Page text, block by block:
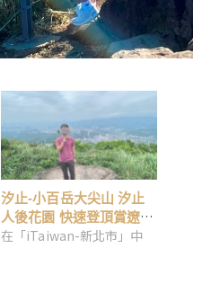
汐止-小百岳大尖山 汐止
人後花園 快速登頂賞遼闊
景觀
在「iTaiwan-新北市」中